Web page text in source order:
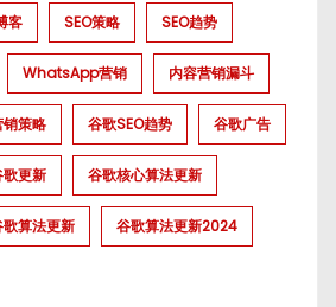
客 SEO策略 SEO趋势
WhatsApp营销 内容营销漏斗
策略 谷歌SEO趋势 谷歌广告
歌更新 谷歌核心算法更新
歌算法更新 谷歌算法更新2024